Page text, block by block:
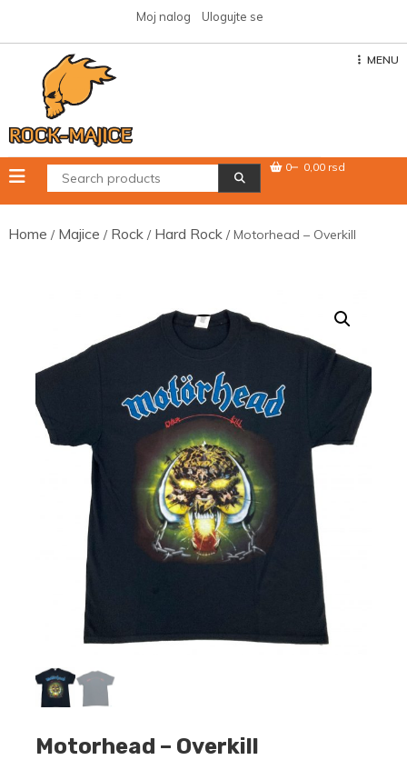
content
Moj nalog Ulogujte se
MENU
0 0,00 rsd
Home / Majice / Rock/ Hard Rock/ Motorhead – Overkill
Motorhead – Overkill